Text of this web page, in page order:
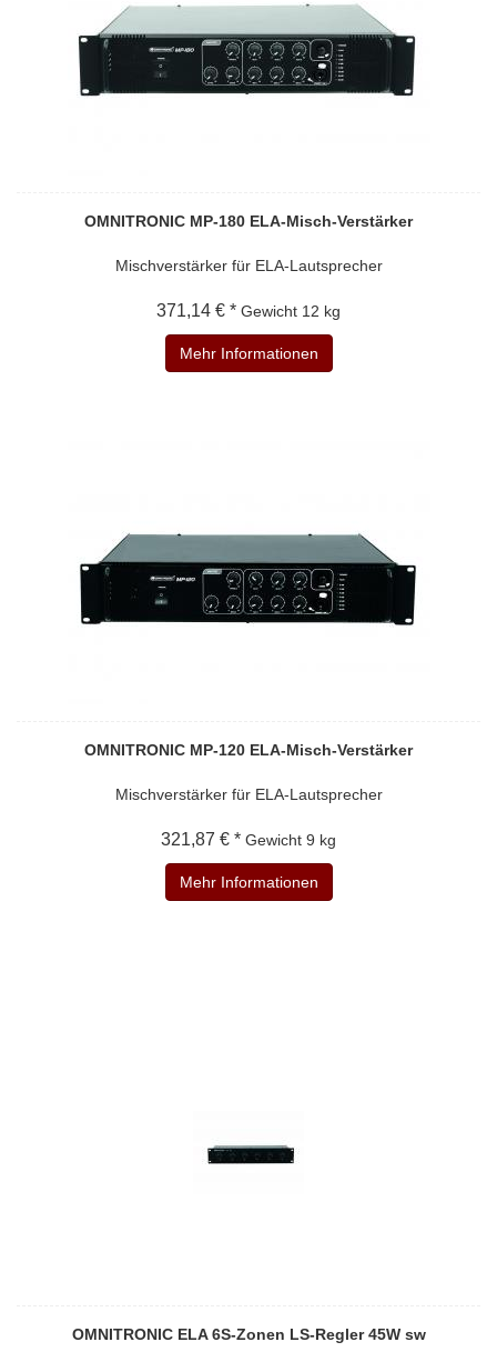
OMNITRONIC MP-180 ELA-Misch-Verstärker
Mischverstärker für ELA-Lautsprecher
371,14 € * Gewicht 12 kg
Mehr Informationen
OMNITRONIC MP-120 ELA-Misch-Verstärker
Mischverstärker für ELA-Lautsprecher
321,87 € * Gewicht 9 kg
Mehr Informationen
OMNITRONIC ELA 6S-Zonen LS-Regler 45W sw